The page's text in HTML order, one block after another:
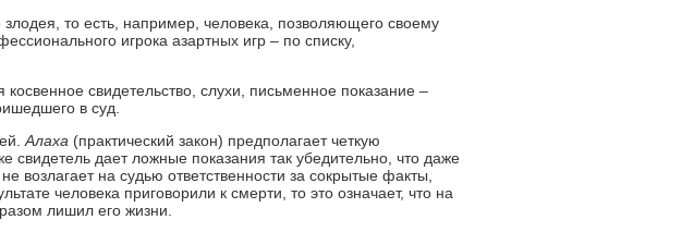
то есть, например, человека, позволяющего своему
игрока азартных игр – по списку,
свидетельство, слухи, письменное показание –
в суд.
Алаха (практический закон) предполагает четкую
свидетель дает ложные показания так убедительно, что даже
возлагает на судью ответственности за сокрытые факты,
человека приговорили к смерти, то это означает, что на
лишил его жизни.